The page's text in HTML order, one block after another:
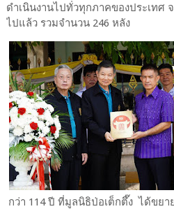
ดำเนินงานไปทั่วทุกภาคของประเทศ
ไปแล้ว รวมจำนวน 246 หลัง
กว่า 114 ปี ที่มูลนิธิป่อเต็กตึ๊ง ได้ขยา